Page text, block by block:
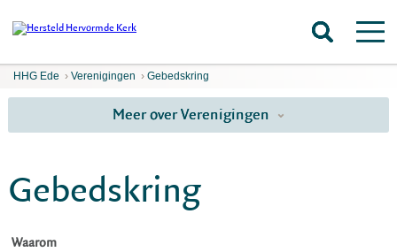
HHG Ede › Verenigingen › Gebedskring
Meer over Verenigingen
Gebedskring
Waarom